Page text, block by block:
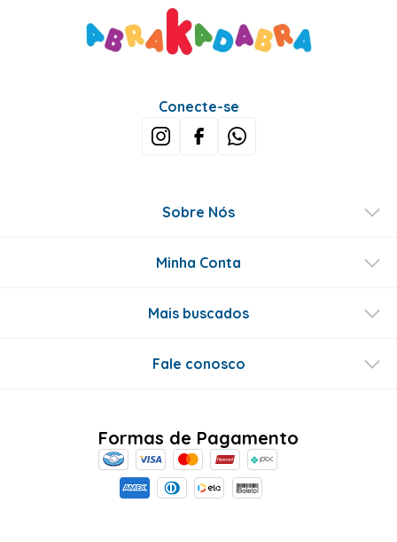
Conecte-se
Sobre Nós
Minha Conta
Mais buscados
Fale conosco
Formas de Pagamento